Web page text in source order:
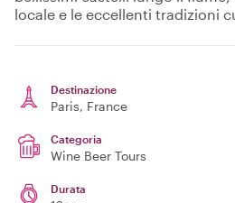
locale e le eccellenti tradizioni
Destinazione
Paris, France
Categoria
Wine Beer Tours
Durata